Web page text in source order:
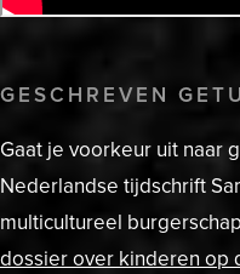
GESCHREVEN
Gaat je voorkeur uit naar
Nederlandse tijdschrift
multicultureel
dossier over kinderen op